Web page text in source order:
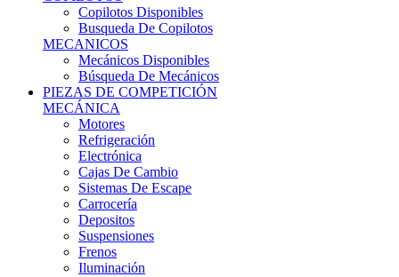
Copilotos Disponibles
Busqueda De Copilotos
MECANICOS
Mecánicos Disponibles
Búsqueda De Mecánicos
PIEZAS DE COMPETICIÓN
MECÁNICA
Motores
Refrigeración
Electrónica
Cajas De Cambio
Sistemas De Escape
Carrocería
Depositos
Suspensiones
Frenos
Iluminación